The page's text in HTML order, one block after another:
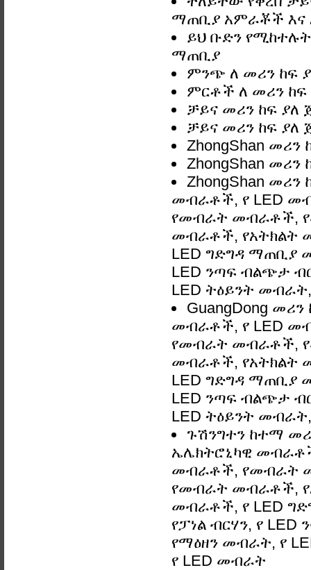
ማጠቢያ አምራቾች እና
ይህ ቡድን
ማጠቢያ
ምንጭ ለ መሪን ከፍ
ምርቶች ለ መሪን ከፍ
ቻይና መሪን ከፍ ያለ
ቻይና መሪን ከፍ ያለ
ZhongShan
ZhongShan
ZhongShan
መብራቶች, የ LED
የመብራት መብራቶች,
መብራቶች, የአትክልት
LED ግድግዳ ማጠቢያ
LED ንጣፍ ብልጭታ
LED ትዕይንት መብራት,
GuangDong
መብራቶች, የ LED
የመብራት መብራቶች,
መብራቶች, የአትክልት
LED ግድግዳ ማጠቢያ
LED ንጣፍ ብልጭታ
LED ትዕይንት መብራት,
ጉሽንግተን ከተማ
ኤሌክትሮኒካዊ
መብራቶች, የመብራት
የመብራት መብራቶች,
መብራቶች, የ LED
የፓነል ብርሃን, የ LED
የማዕዘን መብራት, የ
የ LED መብራት